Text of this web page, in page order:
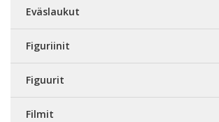
Eväslaukut
Figuriinit
Figuurit
Filmit